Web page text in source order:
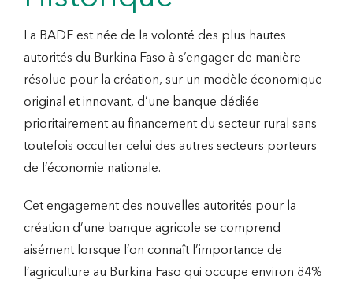
La BADF est née de la volonté des plus hautes
autorités du Burkina Faso à s’engager de manière
résolue pour la création, sur un modèle économique
original et innovant, d’une banque dédiée
prioritairement au financement du secteur rural sans
toutefois occulter celui des autres secteurs porteurs
de l’économie nationale.
Cet engagement des nouvelles autorités pour la
création d’une banque agricole se comprend
aisément lorsque l’on connaît l’importance de
l’agriculture au Burkina Faso qui occupe environ 84%